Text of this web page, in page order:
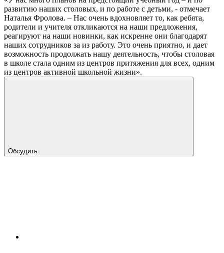
развитию наших столовых, и по работе с детьми, - отмечает
Наталья Фролова. – Нас очень вдохновляет то, как ребята,
родители и учителя откликаются на наши предложения,
реагируют на наши новинки, как искренне они благодарят
наших сотрудников за из работу. Это очень приятно, и дает
возможность продолжать нашу деятельность, чтобы столовая
в школе стала одним из центров притяжения для всех, одним
из центров активной школьной жизни».
Обсудить